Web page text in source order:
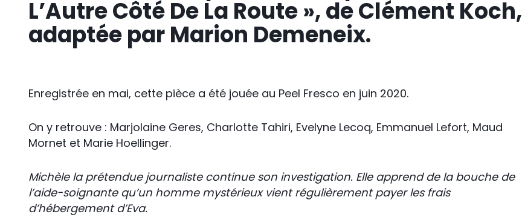
L’Autre Côté De La Route », de Clément Koch,
adaptée par Marion Demeneix.
Enregistrée en mai, cette pièce a été jouée au Peel Fresco en juin 2020.
On y retrouve : Marjolaine Geres, Charlotte Tahiri, Evelyne Lecoq, Emmanuel Lefort, Maud
Mornet et Marie Hoellinger.
Michèle la prétendue journaliste continue son investigation. Elle apprend de la bouche de
l’aide-soignante qu’un homme mystérieux vient régulièrement payer les frais
d’hébergement d’Eva.